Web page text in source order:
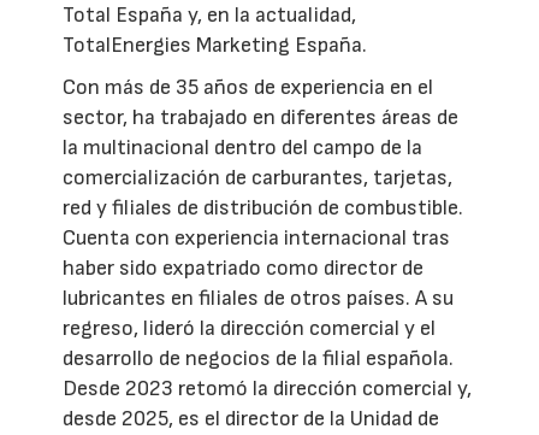
Total España y, en la actualidad,
TotalEnergies Marketing España.
Con más de 35 años de experiencia en el
sector, ha trabajado en diferentes áreas de
la multinacional dentro del campo de la
comercialización de carburantes, tarjetas,
red y filiales de distribución de combustible.
Cuenta con experiencia internacional tras
haber sido expatriado como director de
lubricantes en filiales de otros países. A su
regreso, lideró la dirección comercial y el
desarrollo de negocios de la filial española.
Desde 2023 retomó la dirección comercial y,
desde 2025, es el director de la Unidad de